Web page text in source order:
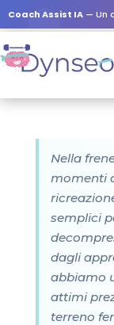
Coach Assist IA — Un
Nella
momenti
semplici
dagli
abbiamo
attimi
terreno